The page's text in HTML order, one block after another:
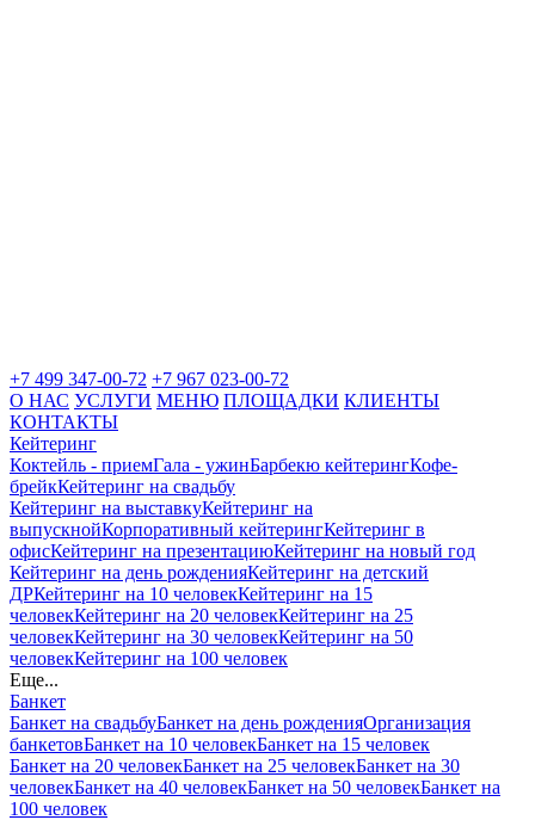
+7 499 347-00-72 +7 967 023-00-72
О НАС УСЛУГИ МЕНЮ ПЛОЩАДКИ КЛИЕНТЫ
КОНТАКТЫ
Кейтеринг
Коктейль - приемГала - ужинБарбекю кейтерингКофе-
брейкКейтеринг на свадьбу
Кейтеринг на выставкуКейтеринг на
выпускнойКорпоративный кейтерингКейтеринг в
офисКейтеринг на презентациюКейтеринг на новый год
Кейтеринг на день рожденияКейтеринг на детский
ДРКейтеринг на 10 человекКейтеринг на 15
человекКейтеринг на 20 человекКейтеринг на 25
человекКейтеринг на 30 человекКейтеринг на 50
человекКейтеринг на 100 человек
Еще...
Банкет
Банкет на свадьбуБанкет на день рожденияОрганизация
банкетовБанкет на 10 человекБанкет на 15 человек
Банкет на 20 человекБанкет на 25 человекБанкет на 30
человекБанкет на 40 человекБанкет на 50 человекБанкет на
100 человек